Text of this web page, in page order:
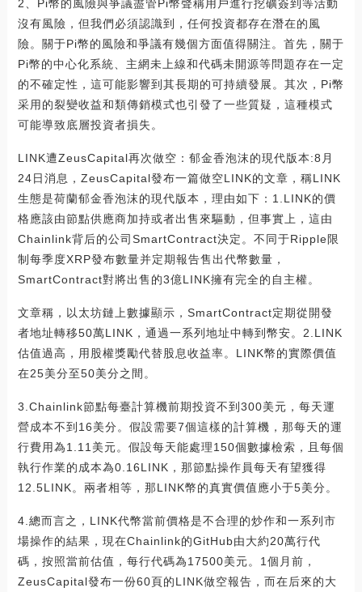
2、Pi幣的風險與爭議盡管Pi幣聲稱用戶進行挖礦簽到等活動
沒有風險，但我們必須認識到，任何投資都存在潛在的風
險。關于Pi幣的風險和爭議有幾個方面值得關注。首先，關于
Pi幣的中心化系統、主網未上線和代碼未開源等問題存在一定
的不確定性，這可能影響到其長期的可持續發展。其次，Pi幣
采用的裂變收益和類傳銷模式也引發了一些質疑，這種模式
可能導致底層投資者損失。
LINK遭ZeusCapital再次做空：郁金香泡沫的現代版本:8月
24日消息，ZeusCapital發布一篇做空LINK的文章，稱LINK
生態是荷蘭郁金香泡沫的現代版本，理由如下：1.LINK的價
格應該由節點供應商加持或者出售來驅動，但事實上，這由
Chainlink背后的公司SmartContract決定。不同于Ripple限
制每季度XRP發布數量并定期報告售出代幣數量，
SmartContract對將出售的3億LINK擁有完全的自主權。
文章稱，以太坊鏈上數據顯示，SmartContract定期從開發
者地址轉移50萬LINK，通過一系列地址中轉到幣安。2.LINK
估值過高，用股權獎勵代替股息收益率。LINK幣的實際價值
在25美分至50美分之間。
3.Chainlink節點每臺計算機前期投資不到300美元，每天運
營成本不到16美分。假設需要7個這樣的計算機，那每天的運
行費用為1.11美元。假設每天能處理150個數據檢索，且每個
執行作業的成本為0.16LINK，那節點操作員每天有望獲得
12.5LINK。兩者相等，那LINK幣的真實價值應小于5美分。
4.總而言之，LINK代幣當前價格是不合理的炒作和一系列市
場操作的結果，現在Chainlink的GitHub由大約20萬行代
碼，按照當前估值，每行代碼為17500美元。1個月前，
ZeusCapital發布一份60頁的LINK做空報告，而在后來的大